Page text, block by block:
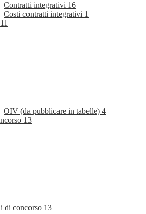
Contratti integrativi 16
Costi contratti integrativi 1
11
OIV (da pubblicare in tabelle) 4
13
di concorso 13